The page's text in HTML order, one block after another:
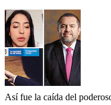
Así fue la caída del